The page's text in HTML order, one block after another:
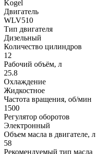
Kogel
Двигатель
WLV510
Тип двигателя
Дизельный
Количество цилиндров
12
Рабочий объём, л
25.8
Охлаждение
Жидкостное
Частота вращения, об/мин
1500
Регулятор оборотов
Электронный
Объем масла в двигателе, л
58
Рекомендуемый тип масла